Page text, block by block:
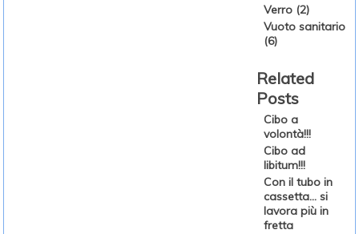
Verro (2)
Vuoto sanitario
(6)
Related
Posts
Cibo a
volontà!!!
Cibo ad
libitum!!!
Con il tubo in
cassetta... si
lavora più in
fretta